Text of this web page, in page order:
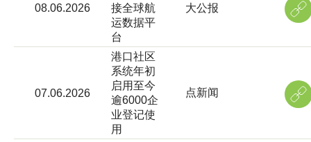
08.06.2026
接全球航
运数据平
台
大公报
07.06.2026
港口社区
系统年初
启用至今
逾6000企
业登记使
用
点新闻